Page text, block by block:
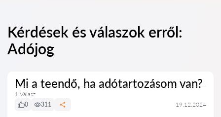
Kérdések és válaszok erről:
Adójog
Mi a teendő, ha adótartozásom van?
1 Válasz
0
311 19.12.2024